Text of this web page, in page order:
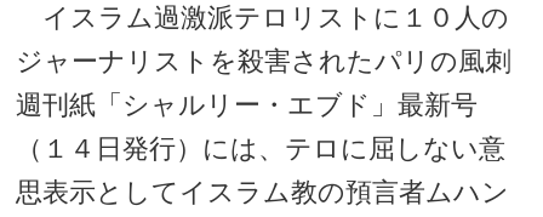
イスラム過激派テロリストに１０人の
ジャーナリストを殺害されたパリの風刺
週刊紙「シャルリー・エブド」最新号
（１４日発行）には、テロに屈しない意
思表示としてイスラム教の預言者ムハン